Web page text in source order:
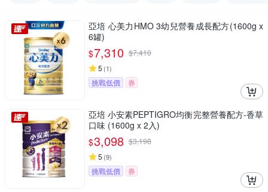
亞培 心美力HMO 3幼兒營養成長配方(1600g x
6罐)
$7,310 $7,410
5 (1)
挑戰低價 券
亞培 小安素PEPTIGRO均衡完整營養配方-香草
口味 (1600g x 2入)
$3,098 $3,198
5 (9)
挑戰低價 券